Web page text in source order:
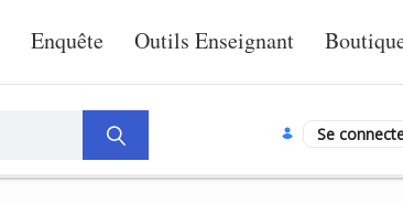
Enquête Outils Enseignant
Se